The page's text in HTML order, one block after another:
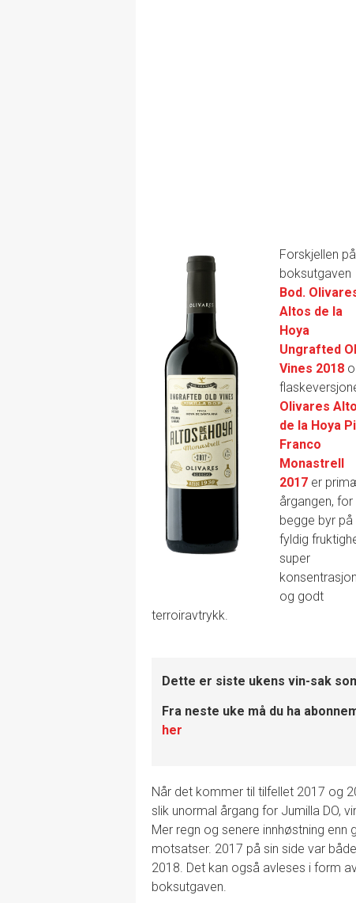
Forskjellen på
boksutgaven
Bod.
Altos de la
Hoya
Ungrafted
Vines 2018
Olivares
de la Hoya
Franco
Monastrell
2017 er
årgangen, for
begge byr på
fyldig
super
konsentrasjon
og godt
terroiravtrykk.
Dette er siste ukens vin-sak
Fra neste uke må du ha
her
Når det kommer til tilfellet 2017 og
slik unormal årgang for Jumilla DO,
Mer regn og senere innhøstning
motsatser. 2017 på sin side var
2018. Det kan også avleses i form
boksutgaven.